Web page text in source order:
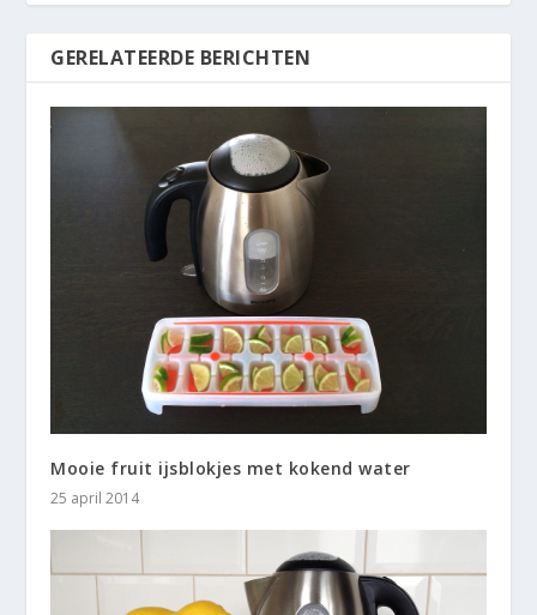
GERELATEERDE BERICHTEN
Mooie fruit ijsblokjes met kokend water
25 april 2014